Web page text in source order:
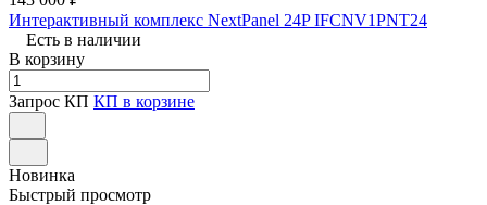
Интерактивный комплекс NextPanel 24P IFCNV1PNT24
Есть в наличии
В корзину
Запрос КП КП в корзине
Новинка
Быстрый просмотр